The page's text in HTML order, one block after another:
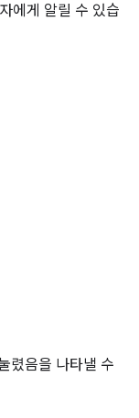
에게 알릴 수 있습
렸음을 나타낼 수